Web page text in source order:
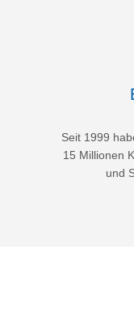
Seit 1999
15 Millionen
und